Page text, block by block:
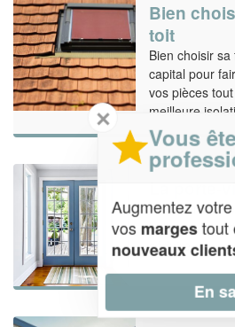
Bien
toit
Bien choisir
capital pour
vos pièces
meilleure
Avec son
brillante, la
séduire.
✕
Vous
Augmentez votre
vosmargestout
nouveaux
En